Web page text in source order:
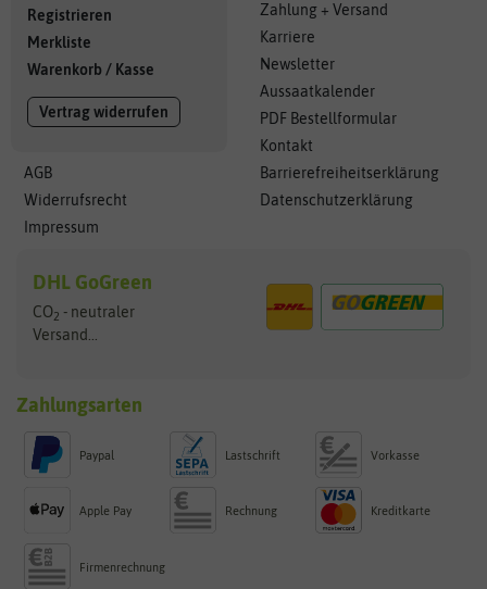
Registrieren
Merkliste
Warenkorb / Kasse
Vertrag widerrufen
AGB
Widerrufsrecht
Impressum
Zahlung + Versand
Karriere
Newsletter
Aussaatkalender
PDF Bestellformular
Kontakt
Barrierefreiheitserklärung
Datenschutzerklärung
DHL GoGreen
CO2 - neutraler
Versand...
Zahlungsarten
Paypal Lastschrift Vorkasse
Apple Pay Rechnung Kreditkarte
Firmenrechnung